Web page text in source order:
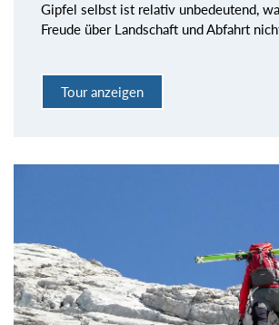
Gipfel selbst ist relativ unbedeutend,
Freude über Landschaft und Abfahrt
Tour anzeigen